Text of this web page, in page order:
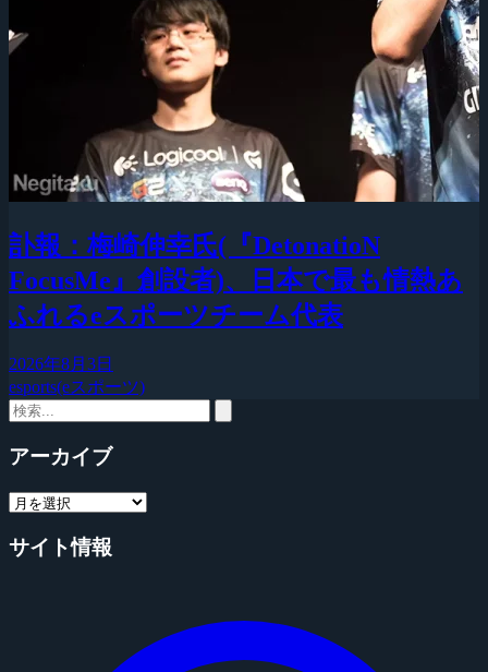
訃報：梅崎伸幸氏(『DetonatioN
FocusMe』創設者)、日本で最も情熱あ
ふれるeスポーツチーム代表
2026年8月3日
esports(eスポーツ)
アーカイブ
サイト情報